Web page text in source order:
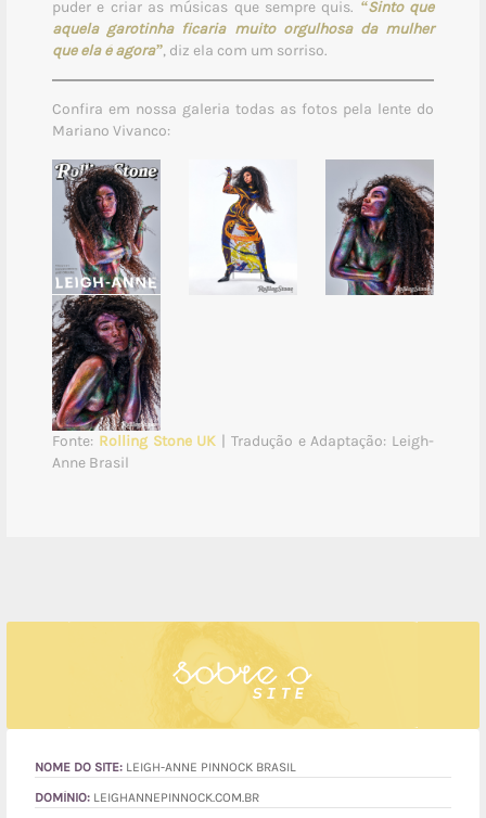
puder e criar as músicas que sempre quis. “Sinto que
aquela garotinha ficaria muito orgulhosa da mulher
que ela é agora”, diz ela com um sorriso.
Confira em nossa galeria todas as fotos pela lente do
Mariano Vivanco:
Fonte: Rolling Stone UK | Tradução e Adaptação: Leigh-
Anne Brasil
NOME DO SITE: LEIGH-ANNE PINNOCK BRASIL
DOMÍNIO: LEIGHANNEPINNOCK.COM.BR